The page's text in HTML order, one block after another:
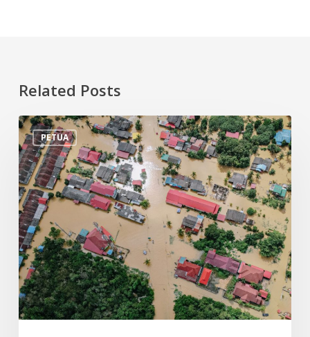
Related Posts
PETUA
Tips
Persiapan
Menghadapi
Banjir